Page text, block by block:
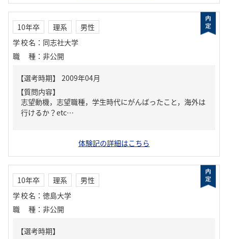
10年卒 理系
男性
学校名 ： 同志社大学
職種 ： 非公開
【質問内容】
志望動機，志望職種，学生時代にがんばったこと，海外は
行けるか？etc…
体験記の詳細はこちら
10年卒 理系
男性
学校名 ： 徳島大学
職種 ： 非公開